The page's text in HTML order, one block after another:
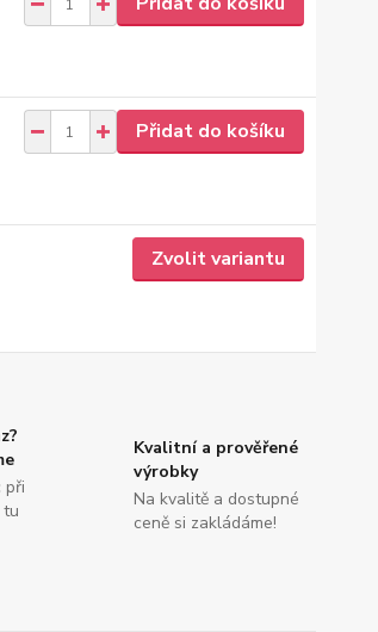
Přidat do košíku
Zvolit variantu
při
tu
Kvalitní a prověřené
výrobky
Na kvalitě a dostupné
ceně si zakládáme!